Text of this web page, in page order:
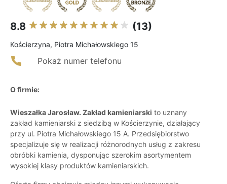
8.8 (13)
Kościerzyna, Piotra Michałowskiego 15
Pokaż numer telefonu
O firmie:
Wieszałka Jarosław. Zakład kamieniarski to uznany
zakład kamieniarski z siedzibą w Kościerzynie, działający
przy ul. Piotra Michałowskiego 15 A. Przedsiębiorstwo
specjalizuje się w realizacji różnorodnych usług z zakresu
obróbki kamienia, dysponując szerokim asortymentem
wysokiej klasy produktów kamieniarskich.